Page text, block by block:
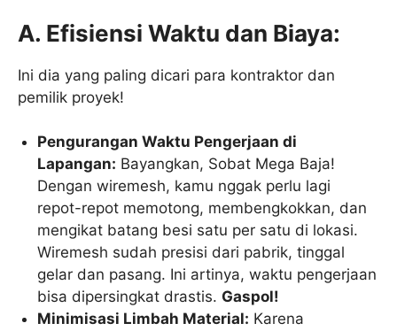
A. Efisiensi Waktu dan Biaya:
Ini dia yang paling dicari para kontraktor dan
pemilik proyek!
Pengurangan Waktu Pengerjaan di
Lapangan: Bayangkan, Sobat Mega Baja!
Dengan wiremesh, kamu nggak perlu lagi
repot-repot memotong, membengkokkan, dan
mengikat batang besi satu per satu di lokasi.
Wiremesh sudah presisi dari pabrik, tinggal
gelar dan pasang. Ini artinya, waktu pengerjaan
bisa dipersingkat drastis. Gaspol!
Minimisasi Limbah Material: Karena